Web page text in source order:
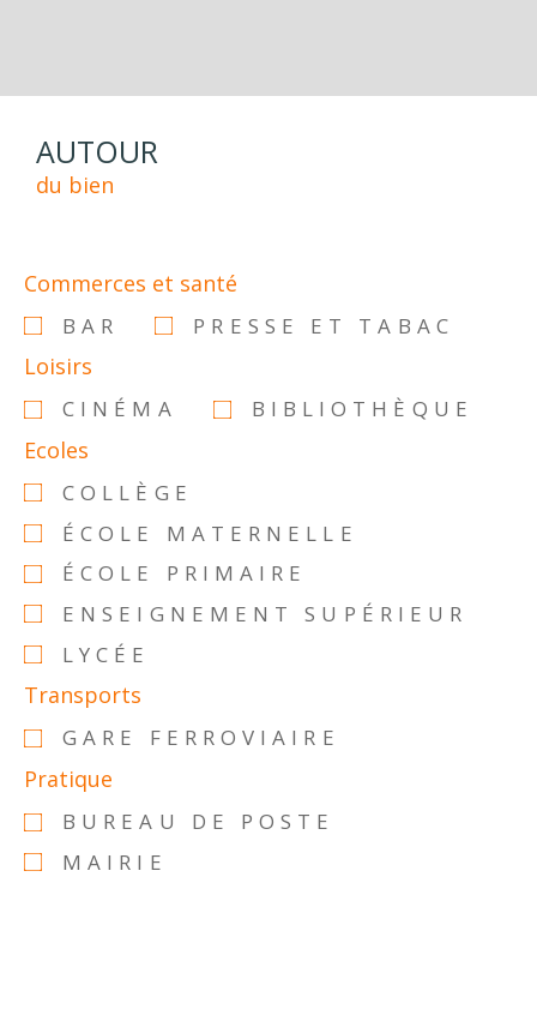
AUTOUR
du bien
Commerces et santé
BAR PRESSE ET TABAC
Loisirs
CINÉMA BIBLIOTHÈQUE
Ecoles
COLLÈGE
ÉCOLE MATERNELLE
ÉCOLE PRIMAIRE
ENSEIGNEMENT SUPÉRIEUR
LYCÉE
Transports
GARE FERROVIAIRE
Pratique
BUREAU DE POSTE
MAIRIE